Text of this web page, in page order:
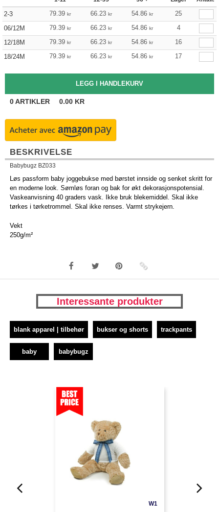
2-3 79.39 kr 66.23 kr 54.86 kr
25
06/12M
79.39 kr 66.23 kr 54.86 kr
4
12/18M
79.39 kr 66.23 kr 54.86 kr
16
18/24M
79.39 kr 66.23 kr 54.86 kr 17
0ARTIKLER 0.00 KR
BESKRIVELSE
Babybugz BZ033
Løs passform baby joggebukse med børstet innside og senket skritt for
en moderne look. Sømløs foran og bak for økt dekorasjonspotensial.
Vaskeanvisning 40 graders vask. Ikke bruk blekemiddel. Skal ikke
tørkes i tørketrommel. Skal ikke renses. Varmt strykejern.
Vekt
250g/m²
Interessante produkter
blank apparel | tilbehør bukser og shorts trackpants
baby babybugz
W1